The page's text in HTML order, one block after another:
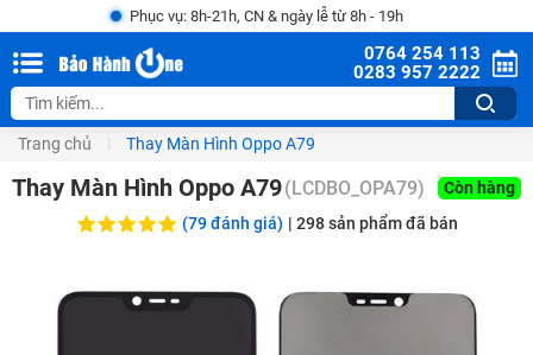
Phục vụ: 8h-21h, CN & ngày lễ từ 8h - 19h
0764 254 113
0283 957 2222
Trang chủ Thay Màn Hình Oppo A79
Thay Màn Hình Oppo A79(LCDBO_OPA79)
Còn hàng
(79 đánh giá) | 298sản phẩm đã bán